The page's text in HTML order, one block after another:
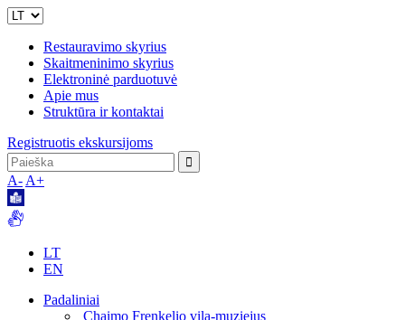
Restauravimo skyrius
Skaitmeninimo skyrius
Elektroninė parduotuvė
Apie mus
Struktūra ir kontaktai
Registruotis ekskursijoms
A- A+
LT
EN
Padaliniai
Chaimo Frenkelio vila-muziejus